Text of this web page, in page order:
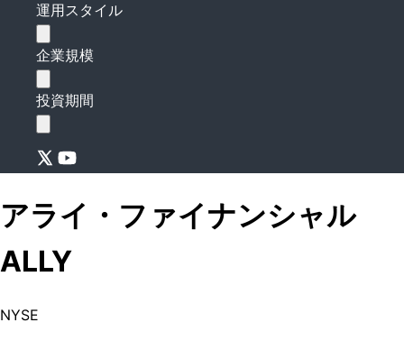
運用スタイル
企業規模
投資期間
アライ・ファイナンシャル
ALLY
NYSE